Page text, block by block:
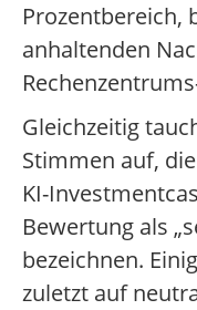
Prozentbereich,
anhaltenden
Gleichzeitig
Stimmen auf,
KI-
Bewertung als
bezeichnen.
zuletzt auf